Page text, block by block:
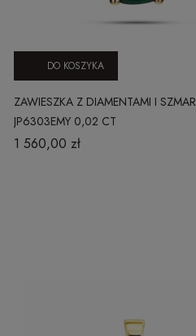
ZAWIESZKA Z DIAMENTAMI I
JP6303EMY 0,02 CT
1 560,00 zł
DO KOSZYKA